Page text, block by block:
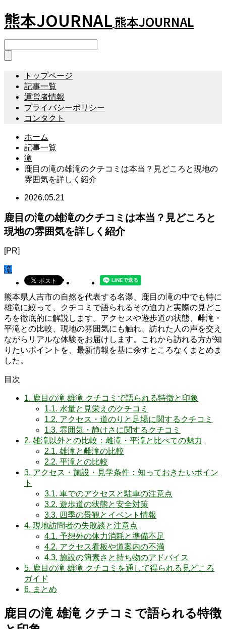
熊本JOURNAL熊本JOURNAL
トップページ
記事一覧
運営者情報
プライバシーポリシー
コンタクト
ホーム
記事一覧
滝
鹿目の滝の雄滝のクチコミは本当？見どころと現地の
雰囲気を詳しく紹介
2026.05.21
鹿目の滝の雄滝のクチコミは本当？見どころと
現地の雰囲気を詳しく紹介
[PR]
滝
熊本県人吉市の自然を代表する名瀑、鹿目の滝の中でも特に
雄滝に絞って、クチコミで語られるその迫力と実際の見どこ
ろを徹底的に解説します。アクセスや遊歩道の状態、雌滝・
平滝との比較、現地の雰囲気にも触れ、訪れた人の声を交え
ながらリアルな体験をお届けします。これから訪れる方が知
りたいポイントを、最新情報を基に余すところなくまとめま
した。
目次
1. 鹿目の滝 雄滝 クチコミで語られる特徴と印象
1.1. 水量と見栄えのクチコミ
1.2. アクセス・道のりと足場に関するクチコミ
1.3. 雰囲気・静けさに関するクチコミ
2. 雄滝以外との比較：雌滝・平滝と比べての魅力
2.1. 雄滝と雌滝の比較
2.2. 平滝との比較
3. アクセス・施設・見学条件：知っておきたいポイン
ト
3.1. 車でのアクセスと駐車の注意点
3.2. 遊歩道の状態と安全対策
3.3. 四季の景観とイベント情報
4. 現地訪問者の失敗談と注意点
4.1. 予想外の体力消耗と準備不足
4.2. アクセス看板や道案内の不満
4.3. 施設の簡素さと持ち物のアドバイス
5. 鹿目の滝 雄滝 クチコミを通して得られる見どころ
ガイド
6. まとめ
鹿目の滝 雄滝 クチコミで語られる特徴